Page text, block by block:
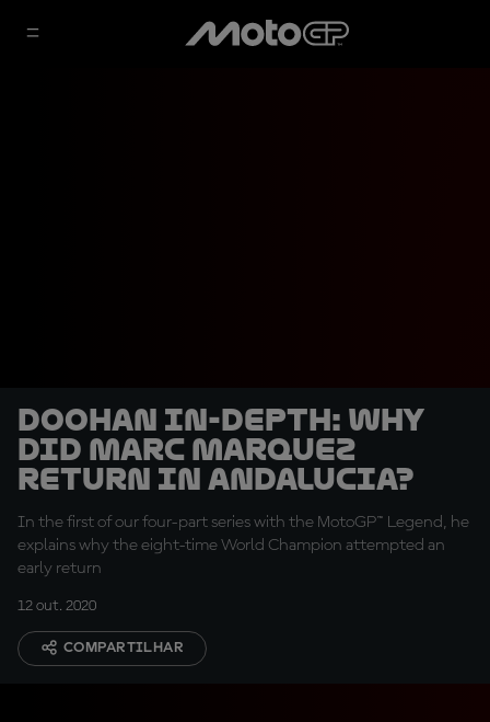
Doohan in-depth: Why
did Marc Marquez
return in Andalucia?
In the first of our four-part series with the MotoGP™ Legend, he
explains why the eight-time World Champion attempted an
early return
12 out. 2020
COMPARTILHAR